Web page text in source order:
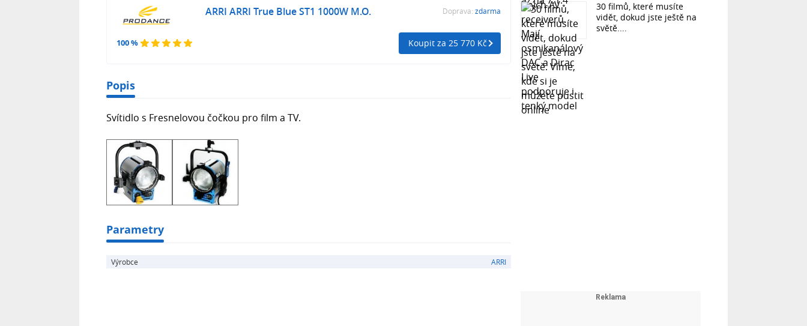
100 %
ARRI ARRI True Blue ST1 1000W M.O. Doprava: zdarma
Koupit za 25 770 Kč
Popis
Svítidlo s Fresnelovou čočkou pro film a TV.
Parametry
Výrobce ARRI
30 filmů, které musíte
vidět, dokud jste ještě na
světě....